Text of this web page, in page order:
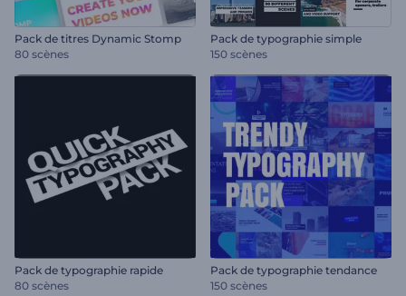
Pack de titres Dynamic Stomp
80 scènes
Pack de typographie simple
150 scènes
Pack de typographie rapide
80 scènes
Pack de typographie tendance
150 scènes